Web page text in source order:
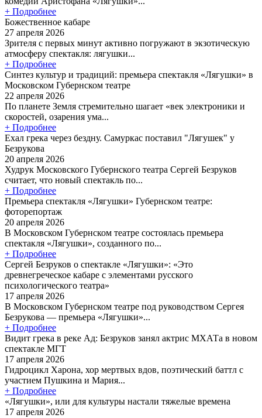
+ Подробнее
Божественное кабаре
27 апреля 2026
Зрителя с первых минут активно погружают в экзотическую
атмосферу спектакля: лягушки...
+ Подробнее
Синтез культур и традиций: премьера спектакля «Лягушки» в
Московском Губернском театре
22 апреля 2026
По планете Земля стремительно шагает «век электроники и
скоростей, озарения ума...
+ Подробнее
Ехал грека через бездну. Самуркас поставил "Лягушек" у
Безрукова
20 апреля 2026
Худрук Московского Губернского театра Сергей Безруков
считает, что новый спектакль по...
+ Подробнее
Премьера спектакля «Лягушки» Губернском театре:
фоторепортаж
20 апреля 2026
В Московском Губернском театре состоялась премьера
спектакля «Лягушки», созданного по...
+ Подробнее
Сергей Безруков о спектакле «Лягушки»: «Это
древнегреческое кабаре с элементами русского
психологического театра»
17 апреля 2026
В Московском Губернском театре под руководством Сергея
Безрукова — премьера «Лягушки»...
+ Подробнее
Видит грека в реке Ад: Безруков занял актрис МХАТа в новом
спектакле МГТ
17 апреля 2026
Гидроцикл Харона, хор мертвых вдов, поэтический баттл с
участием Пушкина и Мария...
+ Подробнее
«Лягушки», или для культуры настали тяжелые времена
17 апреля 2026